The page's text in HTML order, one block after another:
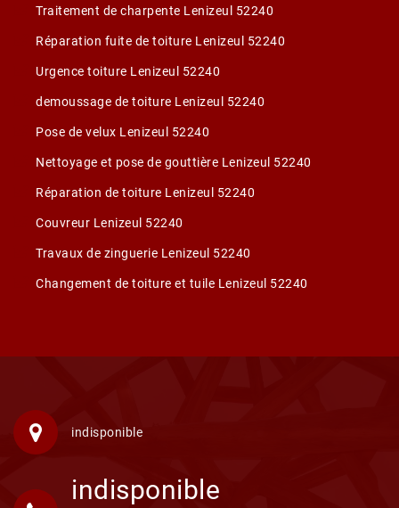
Traitement de charpente Lenizeul 52240
Réparation fuite de toiture Lenizeul 52240
Urgence toiture Lenizeul 52240
demoussage de toiture Lenizeul 52240
Pose de velux Lenizeul 52240
Nettoyage et pose de gouttière Lenizeul 52240
Réparation de toiture Lenizeul 52240
Couvreur Lenizeul 52240
Travaux de zinguerie Lenizeul 52240
Changement de toiture et tuile Lenizeul 52240
indisponible
indisponible